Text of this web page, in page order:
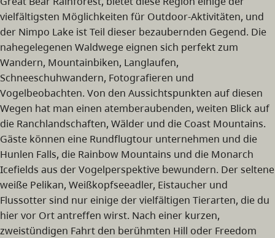
vielfältigsten Möglichkeiten für Outdoor-Aktivitäten, und
der Nimpo Lake ist Teil dieser bezaubernden Gegend. Die
nahegelegenen Waldwege eignen sich perfekt zum
Wandern, Mountainbiken, Langlaufen,
Schneeschuhwandern, Fotografieren und
Vogelbeobachten. Von den Aussichtspunkten auf diesen
Wegen hat man einen atemberaubenden, weiten Blick auf
die Ranchlandschaften, Wälder und die Coast Mountains.
Gäste können eine Rundflugtour unternehmen und die
Hunlen Falls, die Rainbow Mountains und die Monarch
Icefields aus der Vogelperspektive bewundern. Der seltene
weiße Pelikan, Weißkopfseeadler, Eistaucher und
Flussotter sind nur einige der vielfältigen Tierarten, die du
hier vor Ort antreffen wirst. Nach einer kurzen,
zweistündigen Fahrt den berühmten Hill oder Freedom